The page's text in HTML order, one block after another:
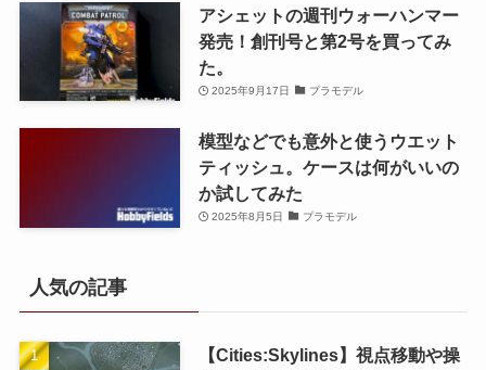
アシェットの週刊ウォーハンマー
発売！創刊号と第2号を買ってみ
た。
2025年9月17日 プラモデル
模型などでも意外と使うウエット
ティッシュ。ケースは何がいいの
か試してみた
2025年8月5日 プラモデル
人気の記事
【Cities:Skylines】視点移動や操